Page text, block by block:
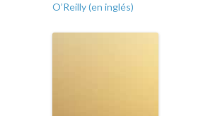
O’Reilly (en inglés)